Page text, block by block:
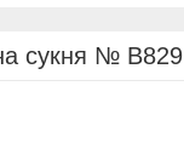
сукня № В829